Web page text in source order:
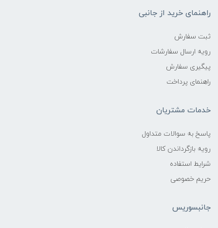
راهنمای خرید از جانبی
ثبت سفارش
رویه ارسال سفارشات
پیگیری سفارش
راهنمای پرداخت
خدمات مشتریان
پاسخ به سوالات متداول
رویه بازگرداندن کالا
شرایط استفاده
حریم خصوصی
جانبسوریس